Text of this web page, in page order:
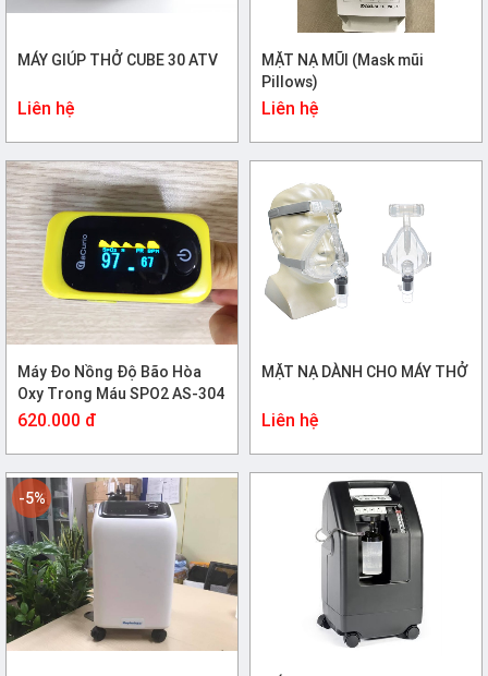
MÁY GIÚP THỞ CUBE 30 ATV
Liên hệ
MẶT NẠ MŨI (Mask mũi
Pillows)
Liên hệ
Máy Đo Nồng Độ Bão Hòa
Oxy Trong Máu SPO2 AS-304
620.000 đ
MẶT NẠ DÀNH CHO MÁY THỞ
Liên hệ
-5%